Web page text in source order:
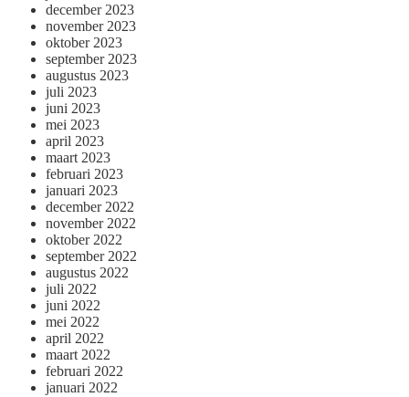
december 2023
november 2023
oktober 2023
september 2023
augustus 2023
juli 2023
juni 2023
mei 2023
april 2023
maart 2023
februari 2023
januari 2023
december 2022
november 2022
oktober 2022
september 2022
augustus 2022
juli 2022
juni 2022
mei 2022
april 2022
maart 2022
februari 2022
januari 2022